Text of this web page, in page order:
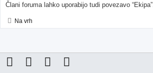
Člani foruma lahko uporabijo tudi povezavo “Ekipa”.
Na vrh